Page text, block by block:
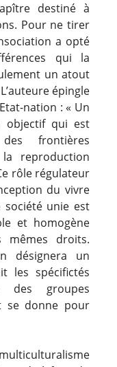
destiné à
Pour ne tirer
a opté
qui la
un atout
épingle
nation : « Un
objectif qui est
frontières
reproduction
rôle régulateur
du vivre
société unie est
et homogène
mêmes droits.
désignera un
les spécifictés
des groupes
se donne pour